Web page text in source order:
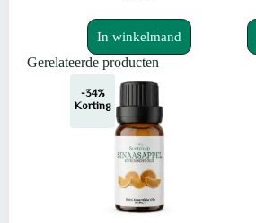
In winkelmand
Gerelateerde producten
-34%
Korting